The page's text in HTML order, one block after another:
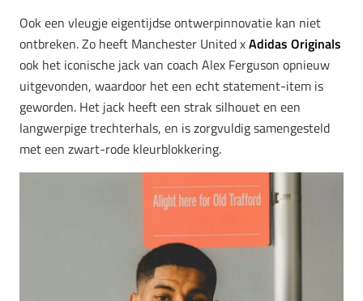
Ook een vleugje eigentijdse ontwerpinnovatie kan niet
ontbreken. Zo heeft Manchester United xAdidas Originals
ook het iconische jack van coach Alex Ferguson opnieuw
uitgevonden, waardoor het een echt statement-item is
geworden. Het jack heeft een strak silhouet en een
langwerpige trechterhals, en is zorgvuldig samengesteld
met een zwart-rode kleurblokkering.